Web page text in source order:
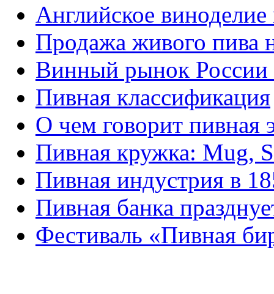
Английское
Продажа живого пива
Винный рынок России
Пивная классификация
О чем говорит пивная
Пивная кружка: Mug,
Пивная индустрия в
Пивная банка
Фестиваль «Пивная